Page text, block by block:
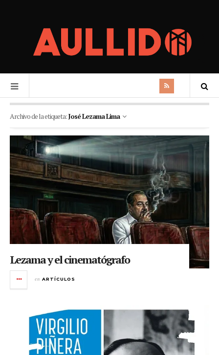
Archivo de la etiqueta:José Lezama Lima
Lezama y el cinematógrafo
en ARTÍCULOS